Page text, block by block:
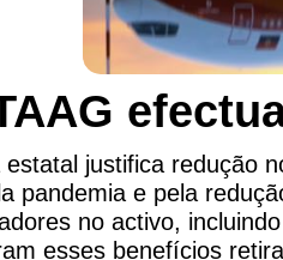
estatal justifica redução
pandemia e pela
no activo,
esses benefícios